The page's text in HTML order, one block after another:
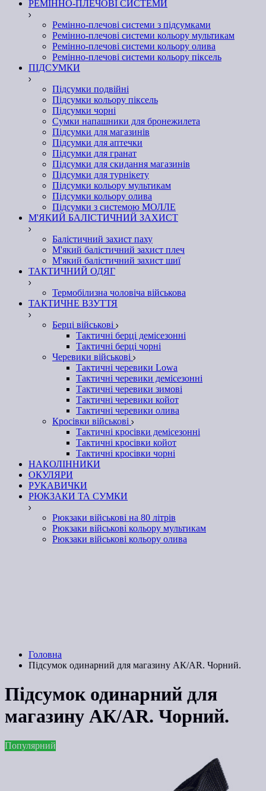
РЕМІННО-ПЛЕЧОВІ СИСТЕМИ
Ремінно-плечові системи з підсумками
Ремінно-плечові системи кольору мультикам
Ремінно-плечові системи кольору олива
Ремінно-плечові системи кольору піксель
ПІДСУМКИ
Підсумки подвійні
Підсумки кольору піксель
Підсумки чорні
Сумки напашники для бронежилета
Підсумки для магазинів
Підсумки для аптечки
Підсумки для гранат
Підсумки для скидання магазинів
Підсумки для турнікету
Підсумки кольору мультикам
Підсумки кольору олива
Підсумки з системою МОЛЛЕ
М'ЯКИЙ БАЛІСТИЧНИЙ ЗАХИСТ
Балістичний захист паху
М'який балістичний захист плеч
М'який балістичний захист шиї
ТАКТИЧНИЙ ОДЯГ
Термобілизна чоловіча військова
ТАКТИЧНЕ ВЗУТТЯ
Берці військові
Тактичні берці демісезонні
Тактичні берці чорні
Черевики військові
Тактичні черевики Lowa
Тактичні черевики демісезонні
Тактичні черевики зимові
Тактичні черевики койот
Тактичні черевики олива
Кросівки військові
Тактичні кросівки демісезонні
Тактичні кросівки койот
Тактичні кросівки чорні
НАКОЛІННИКИ
ОКУЛЯРИ
РУКАВИЧКИ
РЮКЗАКИ ТА СУМКИ
Рюкзаки військові на 80 літрів
Рюкзаки військові кольору мультикам
Рюкзаки військові кольору олива
Головна
Підсумок одинарний для магазину АК/AR. Чорний.
Підсумок одинарний для
магазину АК/AR. Чорний.
Популярний